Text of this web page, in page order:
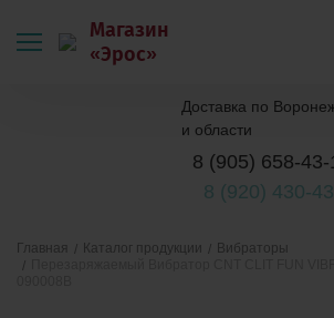
Магазин
«Эрос»
Доставка по
и области
8 (905) 658-43-
8 (920) 430-
Главная Каталог продукции
Вибраторы